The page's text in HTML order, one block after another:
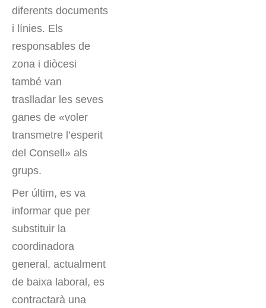
diferents documents
i línies. Els
responsables de
zona i diòcesi
també van
traslladar les seves
ganes de «voler
transmetre l’esperit
del Consell» als
grups.
Per últim, es va
informar que per
substituir la
coordinadora
general, actualment
de baixa laboral, es
contractarà una